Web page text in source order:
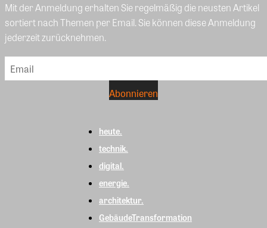
Mit der Anmeldung erhalten Sie regelmäßig die neusten Artikel
sortiert nach Themen per Email. Sie können diese Anmeldung
jederzeit zurücknehmen.
heute.
technik.
digital.
energie.
architektur.
GebäudeTransformation